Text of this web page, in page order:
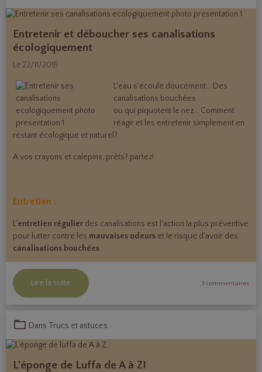
Entretenir et déboucher ses canalisations
écologiquement
Le 22/11/2015
L'eau s'écoule doucement... Des
canalisations bouchées
ou qui piquotent le nez... Comment
réagir et les entretenir simplement en
restant écologique et naturel?
A vos crayons et calepins, prêts? partez!
Entretien :
L'entretien régulier des canalisations est l'action la plus préventive
pour lutter contre les mauvaises odeurs et le risque d'avoir des
canalisations bouchées.
Lire la suite 3 commentaires
Dans Trucs et astuces
L'éponge de Luffa de A à Z!